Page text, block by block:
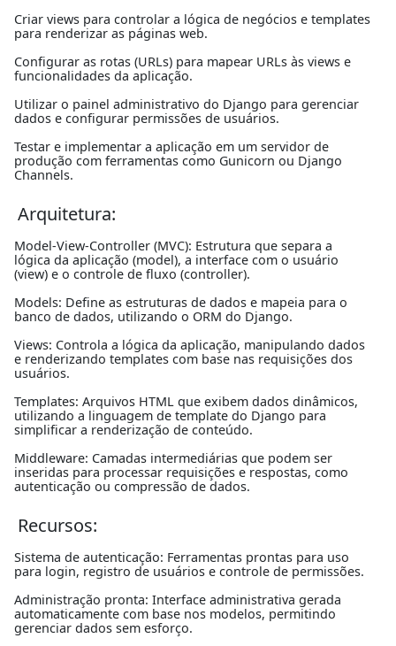
Criar views para controlar a lógica de negócios e templates
para renderizar as páginas web.
Configurar as rotas (URLs) para mapear URLs às views e
funcionalidades da aplicação.
Utilizar o painel administrativo do Django para gerenciar
dados e configurar permissões de usuários.
Testar e implementar a aplicação em um servidor de
produção com ferramentas como Gunicorn ou Django
Channels.
Arquitetura:
Model-View-Controller (MVC): Estrutura que separa a
lógica da aplicação (model), a interface com o usuário
(view) e o controle de fluxo (controller).
Models: Define as estruturas de dados e mapeia para o
banco de dados, utilizando o ORM do Django.
Views: Controla a lógica da aplicação, manipulando dados
e renderizando templates com base nas requisições dos
usuários.
Templates: Arquivos HTML que exibem dados dinâmicos,
utilizando a linguagem de template do Django para
simplificar a renderização de conteúdo.
Middleware: Camadas intermediárias que podem ser
inseridas para processar requisições e respostas, como
autenticação ou compressão de dados.
Recursos:
Sistema de autenticação: Ferramentas prontas para uso
para login, registro de usuários e controle de permissões.
Administração pronta: Interface administrativa gerada
automaticamente com base nos modelos, permitindo
gerenciar dados sem esforço.